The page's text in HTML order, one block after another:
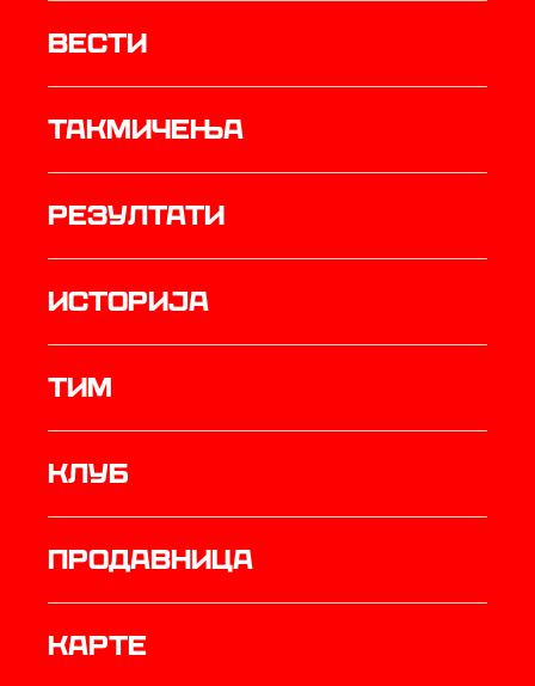
Вести
Такмичења
резултати
историја
ТИМ
Клуб
продавница
Карте